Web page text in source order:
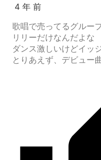
4 年 前
歌唱で売ってるグルー
リリーだけなんだよな
ダンス激しいけどイッ
とりあえず、デビュー